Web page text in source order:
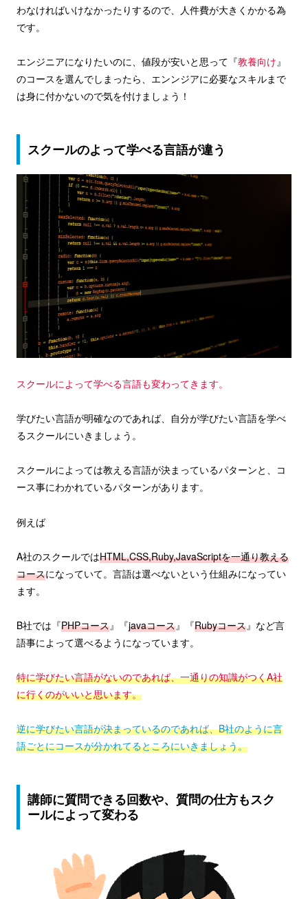
わなければいけなかったりするので、人件費が大きくかかる為
です。
エンジニアになりたいのに、値段が安いと思って『教養向け』
のコースを選んでしまったら、エンンジアに必要なスキルまで
は身に付かないので気を付けましょう！
スクールのよって学べる言語が違う
スクールによって学べる言語も変わってきます。
学びたい言語が明確なのであれば、自分が学びたい言語を学べ
るスクールにいきましょう。
スクールによっては教える言語が決まっているパターンと、コ
ース事にわかれているパターンがあります。
例えば
A社のスクールではHTML,CSS,Ruby,JavaScriptを一通り教える
コースになっていて。言語は選べないという仕組みになってい
ます。
B社では『PHPコース』『javaコース』『Rubyコース』など言
語事によって選べるようになっています。
特に学びたい言語がないのであれば、一通りの知識がつくA社
に行くのがいいと思います。
逆に学びたい言語が決まっているのであれば、B社のように言
語ごとにコースが分かれてるところにいきましょう。
講師に質問できる回数や、質問の仕方もスク
ールによって変わる